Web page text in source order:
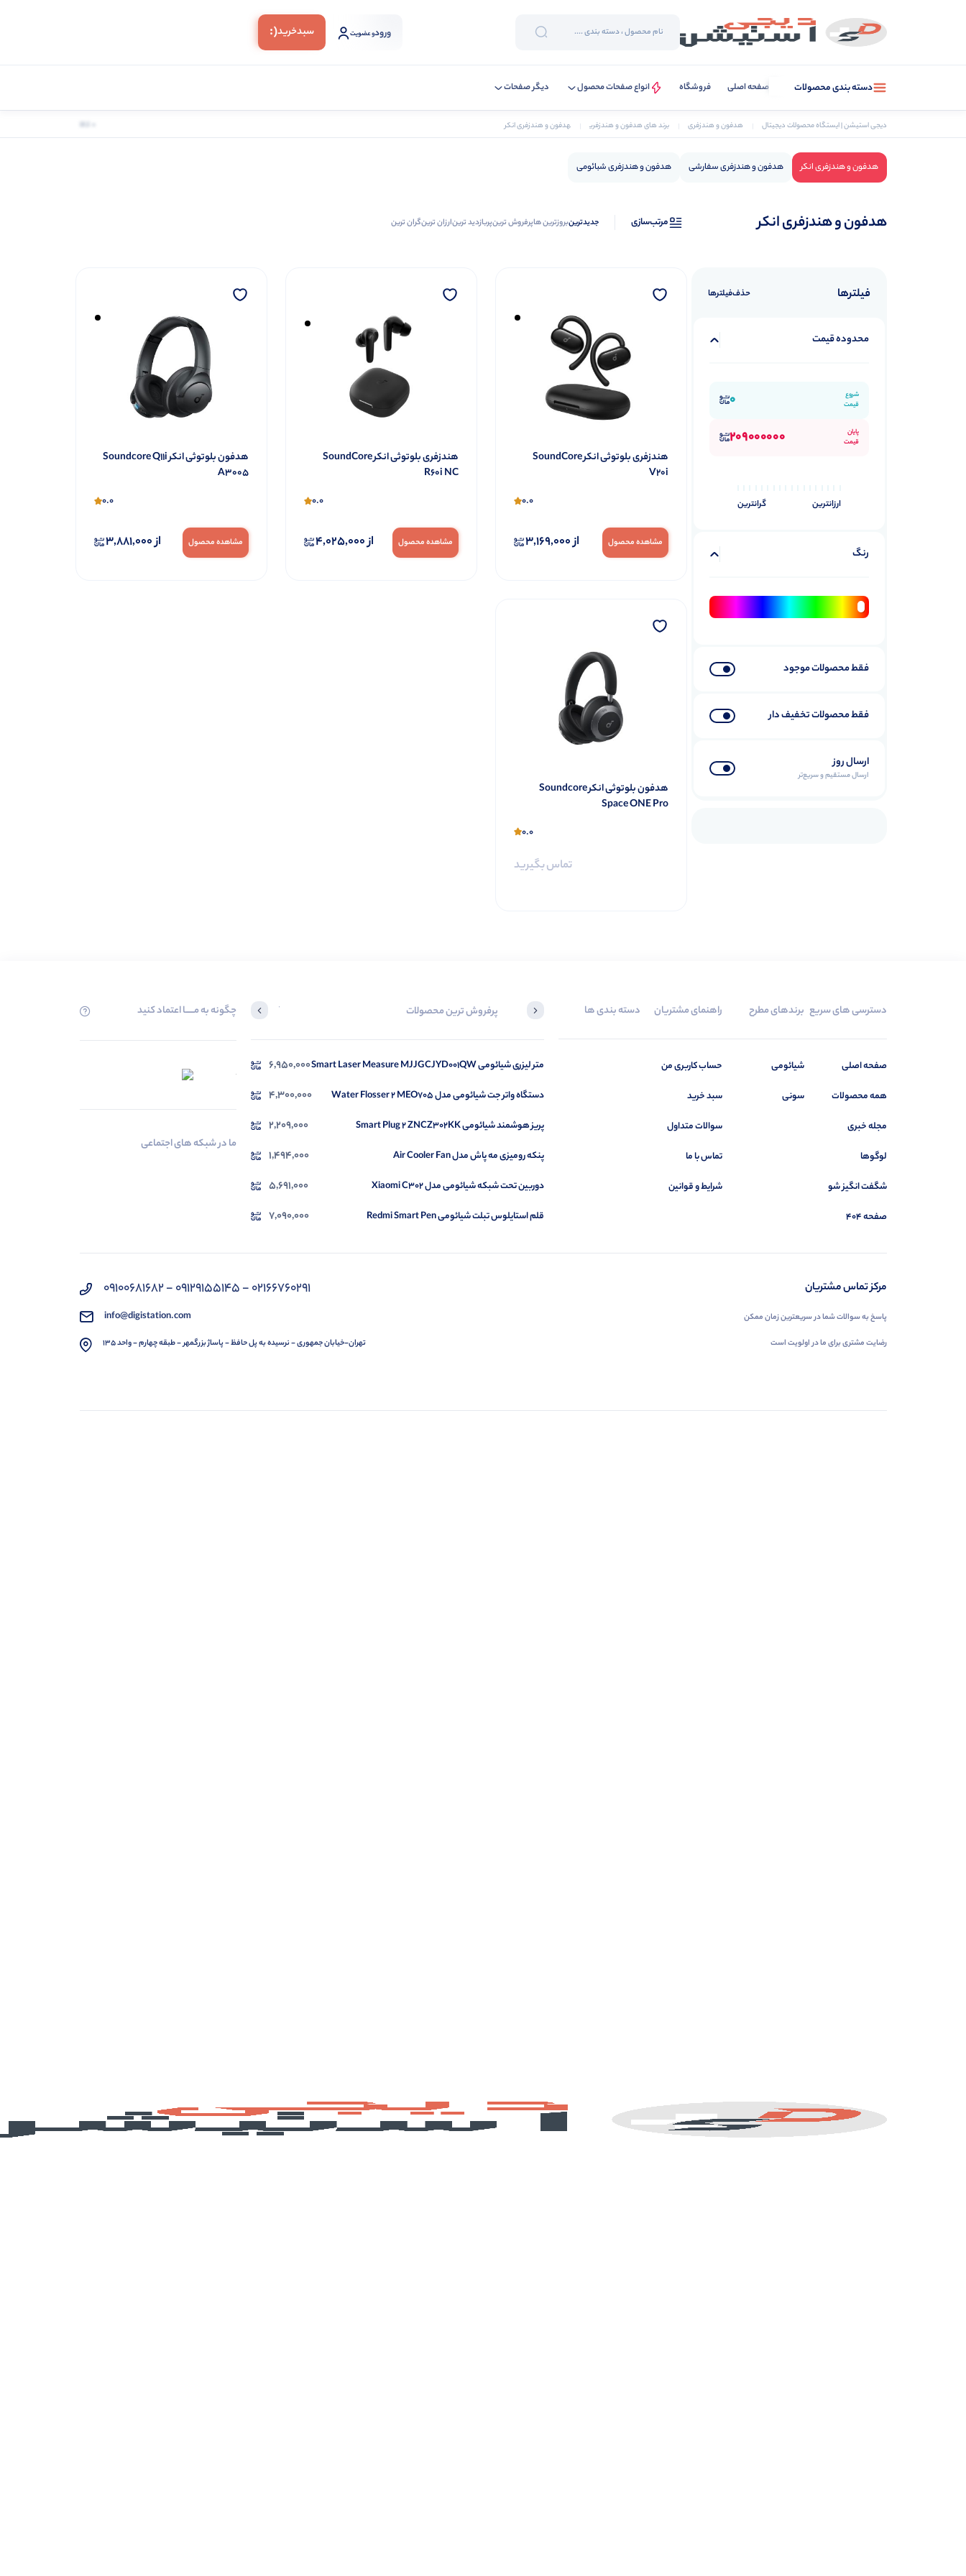
ورودو عضویت سبد‌خرید(:
دسته بندی محصولات صفحه اصلی فروشگاه انواع صفحات محصول دیگر صفحات
دیجی استیشن | ایستگاه محصولات دیجیتال هدفون و هندزفری برند های هدفون و هندزفری هدفون و هندزفری انکر
هدفون و هندزفری انکر هدفون و هندزفری سفارشی هدفون و هندزفری شبائومی
هدفون و هندزفری انکر
فیلترها حذف‌فیلتر‌ها
محدوده قیمت
شروع
قیمت
0
پایان
قیمت
209000000
ارزانترین گرانترین
رنگ
فقط محصولات موجود
فقط محصولات تخفیف دار
ارسال روز
ارسال مستقیم و سریع‌تر
مرتب‌سازی جدیدترینبروزترین هاپرفروش ترینپربازدید ترینارزان ترینگران ترین
هندزفری بلوتوثی انکر SoundCore
V20i
0.0
مشاهده محصول از3,169,000
هندزفری بلوتوثی انکر SoundCore
R60i NC
0.0
مشاهده محصول از4,025,000
هدفون بلوتوثی انکر Soundcore Q11i
A3005
0.0
مشاهده محصول از3,881,000
هدفون بلوتوثی انکر Soundcore
Space ONE Pro
0.0
تماس بگیرید
دسترسی های سریع
صفحه اصلی
همه محصولات
مجله خبری
لوگوها
شگفت انگیز شو
صفحه 404
برندهای مطرح
شیائومی
سونی
راهنمای مشتریان
حساب کاربری من
سبد خرید
سوالات متداول
تماس با ما
شرایط و قوانین
دسته بندی ها پرفروش ترین محصولات آخرین محصولاتی که بازدید کردید
متر لیزری شیائومی Smart Laser Measure MJJGCJYD001QW 6,950,000
دستگاه واتر جت شیائومی مدل Water Flosser 2 MEO705 4,300,000
پریز هوشمند شیائومی Smart Plug 2 ZNCZ302KK 2,209,000
پنکه رومیزی مه پاش مدل Air Cooler Fan 1,494,000
دوربین تحت شبکه شیائومی مدل Xiaomi C302 5,691,000
قلم استایلوس تبلت شیائومی Redmi Smart Pen 7,090,000
مشاهده محصولات
چگونه به مــــــا اعتماد کنید
ما در شبکه های اجتماعی
مرکز تماس مشتریان
پاسخ به سوالات شما در سریعترین زمان ممکن
رضایت مشتری برای ما در اولویت است
02166760291 - 09129155145 - 09100681682
info@digistation.com
تهران-خیابان جمهوری - نرسیده به پل حافظ - پاساژ بزرگمهر - طبقه چهارم - واحد 135